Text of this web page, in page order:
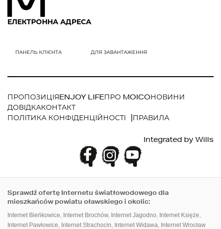
ЕЛЕКТРОННА АДРЕСА
ПРОПОЗИЦІЯENJOY LIFEПРО MOICOНОВИНИ
ДОВІДКАКОНТАКТ
ПОЛІТИКА КОНФІДЕНЦІЙНОСТІ
ПРАВИЛА
Integrated by Wills
Sprawdź ofertę Internetu światłowodowego dla
mieszkańców powiatu oławskiego i okolic:
Internet Bieńkowice, Internet Brochów, Internet Jagodno, Internet Księże,
Internet Pawłowice, Internet Strachocin, Internet Widawa, Internet Wrocław